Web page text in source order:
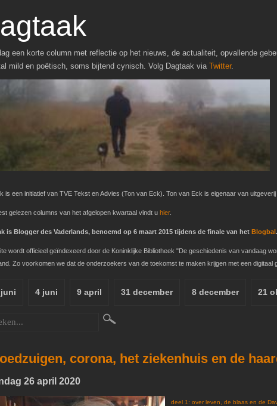
een korte column met reflectie op het nieuws, de actualiteit, opvallende
mild en poëtisch, soms bijtend cynisch. Volg Dagtaak via Twitter.
is een initiatief van TVE Tekst en Advies (Ton van Eck). Ton van Eck is eigenaar van uitgeverij
gelezen columns van het afgelopen kwartaal vindt u hier.
is Blogger des Vaderlands, benoemd op 6 maart 2015 tijdens de finale van het Blogbal.
wordt officieel geïndexeerd door de Koninklijke Bibliotheek "De geschiedenis van vandaag
Zo voorkomen we dat de onderzoekers van de toekomst te maken krijgen met een digitaal
4 juni 9 april 31 december 8 december 21
corona, het ziekenhuis en de
26 april 2020
deel 1: over leven, de blaas en de